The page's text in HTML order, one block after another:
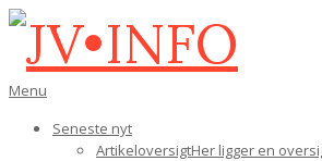
Gå
indhold
JV•INFO
Den
navigations-
Menu
Seneste nyt
ArtikeloversigtHer ligger en